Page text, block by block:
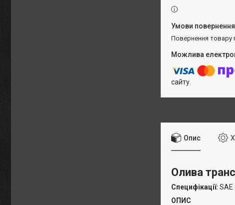
повернення товару
сайту.
Опис
Олива
Специфікації: SAE
ОПИС